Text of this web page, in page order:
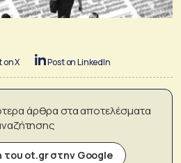
on X Post on LinkedIn
άρθρα στα αποτελέσματα
του ot.gr στην Google